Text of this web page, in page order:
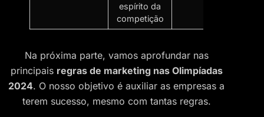
espírito da
competição
Na próxima parte, vamos aprofundar nas
principais regras de marketing nas Olimpíadas
2024. O nosso objetivo é auxiliar as empresas a
terem sucesso, mesmo com tantas regras.